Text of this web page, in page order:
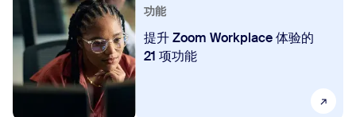
功能
提升 Zoom Workplace 体验的
21 项功能